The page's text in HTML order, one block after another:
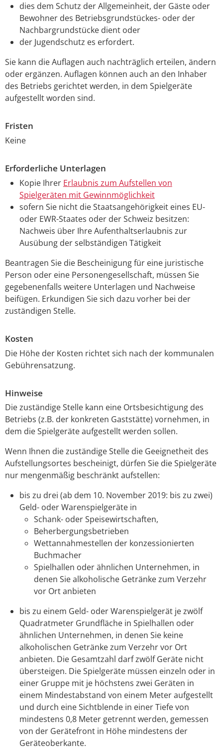
dies dem Schutz der Allgemeinheit, der Gäste oder
Bewohner des Betriebsgrundstückes- oder der
Nachbargrundstücke dient oder
der Jugendschutz es erfordert.
Sie kann die Auflagen auch nachträglich erteilen, ändern
oder ergänzen. Auflagen können auch an den Inhaber
des Betriebs gerichtet werden, in dem Spielgeräte
aufgestellt worden sind.
Fristen
Keine
Erforderliche Unterlagen
Kopie Ihrer Erlaubnis zum Aufstellen von
Spielgeräten mit Gewinnmöglichkeit
sofern Sie nicht die Staatsangehörigkeit eines EU-
oder EWR-Staates oder der Schweiz besitzen:
Nachweis über Ihre Aufenthaltserlaubnis zur
Ausübung der selbständigen Tätigkeit
Beantragen Sie die Bescheinigung für eine juristische
Person oder eine Personengesellschaft, müssen Sie
gegebenenfalls weitere Unterlagen und Nachweise
beifügen. Erkundigen Sie sich dazu vorher bei der
zuständigen Stelle.
Kosten
Die Höhe der Kosten richtet sich nach der kommunalen
Gebührensatzung.
Hinweise
Die zuständige Stelle kann eine Ortsbesichtigung des
Betriebs (z.B. der konkreten Gaststätte) vornehmen, in
dem die Spielgeräte aufgestellt werden sollen.
Wenn Ihnen die zuständige Stelle die Geeignetheit des
Aufstellungsortes bescheinigt, dürfen Sie die Spielgeräte
nur mengenmäßig beschränkt aufstellen:
bis zu drei (ab dem 10. November 2019: bis zu zwei)
Geld- oder Warenspielgeräte in
Schank- oder Speisewirtschaften,
Beherbergungsbetrieben
Wettannahmestellen der konzessionierten
Buchmacher
Spielhallen oder ähnlichen Unternehmen, in
denen Sie alkoholische Getränke zum Verzehr
vor Ort anbieten
bis zu einem Geld- oder Warenspielgerät je zwölf
Quadratmeter Grundfläche in Spielhallen oder
ähnlichen Unternehmen, in denen Sie keine
alkoholischen Getränke zum Verzehr vor Ort
anbieten. Die Gesamtzahl darf zwölf Geräte nicht
übersteigen. Die Spielgeräte müssen einzeln oder in
einer Gruppe mit je höchstens zwei Geräten in
einem Mindestabstand von einem Meter aufgestellt
und durch eine Sichtblende in einer Tiefe von
mindestens 0,8 Meter getrennt werden, gemessen
von der Gerätefront in Höhe mindestens der
Geräteoberkante.